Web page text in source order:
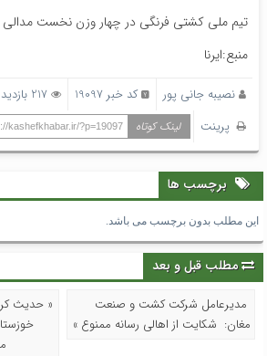
تیم ملی کشتی فرنگی در چهار وزن نخست
منبع:ایرنا
نصیبه جانی پور کد خبر 19097 217 بازدید
پرینت
لینک کوتاه kashefkhabar.ir/?p=19097
برچسب ها
این مطلب بدون برچسب می باشد.
مطلب قبل و بعد
مدیرعامل شرکت کشت و صنعت
مغان: شکایت از اهالی رسانه ممنوع »
« حدیث